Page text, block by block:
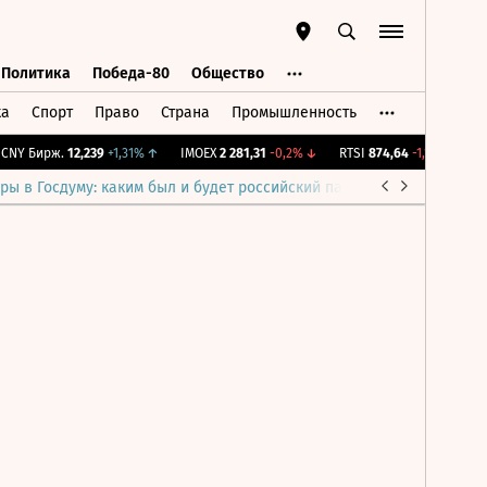
Политика Победа-80 Общество
Спорт Право Страна Промышленность
Бирж. 12,239 +1,31%↑ IMOEX 2 281,31 -0,2%↓ RTSI 874,64 -1,12%
в Госдуму: каким был и будет российский парламент